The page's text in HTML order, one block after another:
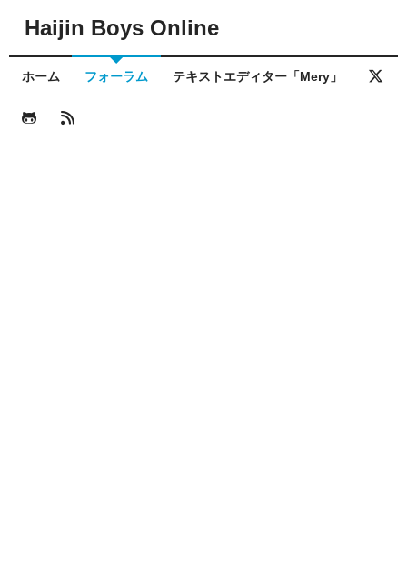
Haijin Boys Online
ホーム フォーラム テキストエディター「Mery」